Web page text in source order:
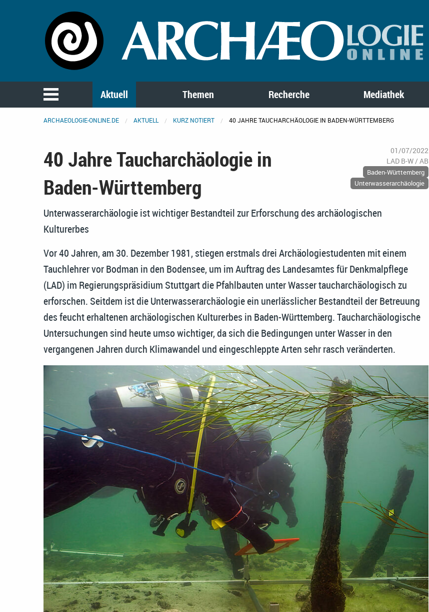
Aktuell Themen Recherche Mediathek
ARCHAEOLOGIE-ONLINE.DE AKTUELL KURZ NOTIERT 40 JAHRE TAUCHARCHÄOLOGIE IN BADEN-WÜRTTEMBERG
40 Jahre Taucharchäologie in
Baden-Württemberg
01/07/2022
LAD B-W / AB
Baden-Württemberg
Unterwasserarchäologie
Unterwasserarchäologie ist wichtiger Bestandteil zur Erforschung des archäologischen
Kulturerbes
Vor 40 Jahren, am 30. Dezember 1981, stiegen erstmals drei Archäologiestudenten mit einem
Tauchlehrer vor Bodman in den Bodensee, um im Auftrag des Landesamtes für Denkmalpflege
(LAD) im Regierungspräsidium Stuttgart die Pfahlbauten unter Wasser taucharchäologisch zu
erforschen. Seitdem ist die Unterwasserarchäologie ein unerlässlicher Bestandteil der Betreuung
des feucht erhaltenen archäologischen Kulturerbes in Baden-Württemberg. Taucharchäologische
Untersuchungen sind heute umso wichtiger, da sich die Bedingungen unter Wasser in den
vergangenen Jahren durch Klimawandel und eingeschleppte Arten sehr rasch veränderten.